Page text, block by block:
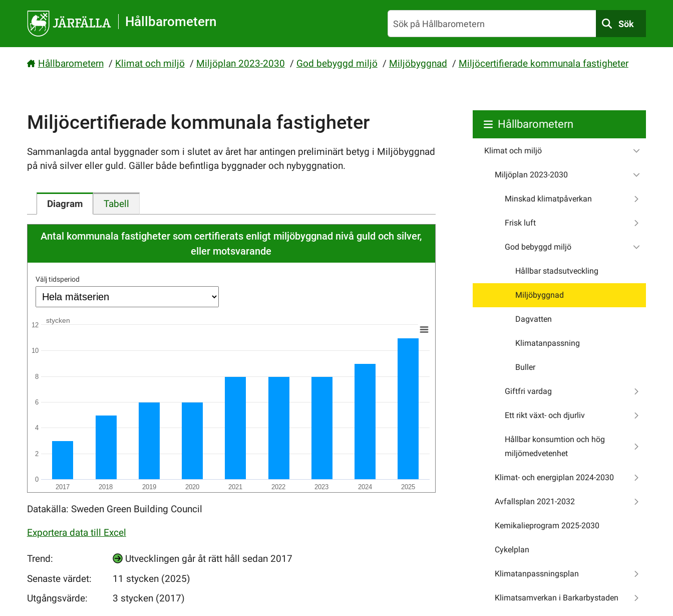
Hållbarometern Sök
Hållbarometern / Klimat och miljö / Miljöplan 2023-2030 / God bebyggd miljö / Miljöbyggnad / Miljöcertifierade kommunala fastigheter
Miljöcertifierade kommunala fastigheter
Sammanlagda antal byggnader som i slutet av året har antingen preliminärt betyg i Miljöbyggnad
på nivå silver eller guld. Gäller både befintliga byggnader och nybyggnation.
Diagram Tabell
Antal kommunala fastigheter som certifierats enligt miljöbyggnad nivå guld och silver,
eller motsvarande
Välj tidsperiod
stycken
2017 2018 2019 2020 2021 2022 2023 2024 2025
0
2
4
6
8
10
12
Datakälla: Sweden Green Building Council
Exportera data till Excel
Trend:
Utvecklingen går åt rätt håll sedan 2017
Senaste värdet:
11 stycken (2025)
Utgångsvärde:
3 stycken (2017)
Hållbarometern
Klimat och miljö
Miljöplan 2023-2030
Minskad klimatpåverkan
Frisk luft
God bebyggd miljö
Hållbar stadsutveckling
Miljöbyggnad
Dagvatten
Klimatanpassning
Buller
Giftfri vardag
Ett rikt växt- och djurliv
Hållbar konsumtion och hög
miljömedvetenhet
Klimat- och energiplan 2024-2030
Avfallsplan 2021-2032
Kemikalieprogram 2025-2030
Cykelplan
Klimatanpassningsplan
Klimatsamverkan i Barkarbystaden